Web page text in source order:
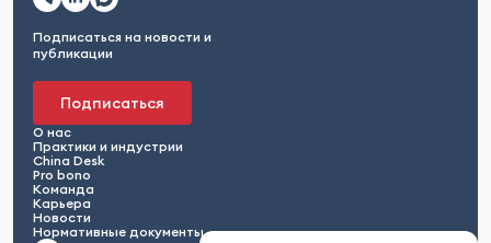
Подписаться на новости и
публикации
Подписаться
О нас
Практики и индустрии
China Desk
Pro bono
Команда
Карьера
Новости
Нормативные документы